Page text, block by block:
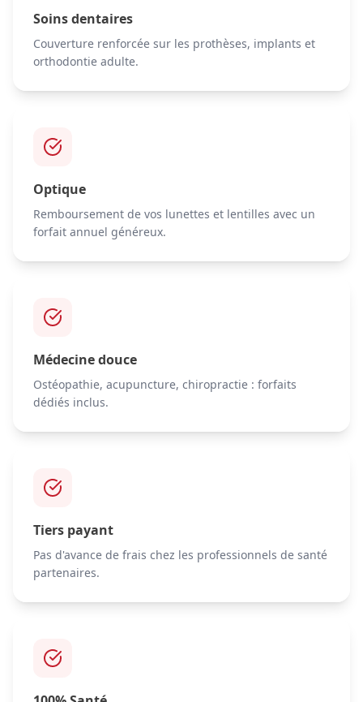
Soins dentaires
Couverture renforcée sur les prothèses, implants et
orthodontie adulte.
Optique
Remboursement de vos lunettes et lentilles avec un
forfait annuel généreux.
Médecine douce
Ostéopathie, acupuncture, chiropractie : forfaits
dédiés inclus.
Tiers payant
Pas d'avance de frais chez les professionnels de santé
partenaires.